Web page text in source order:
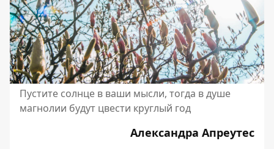
Пустите солнце в ваши мысли, тогда в душе
магнолии будут цвести круглый год
Александра Апреутес